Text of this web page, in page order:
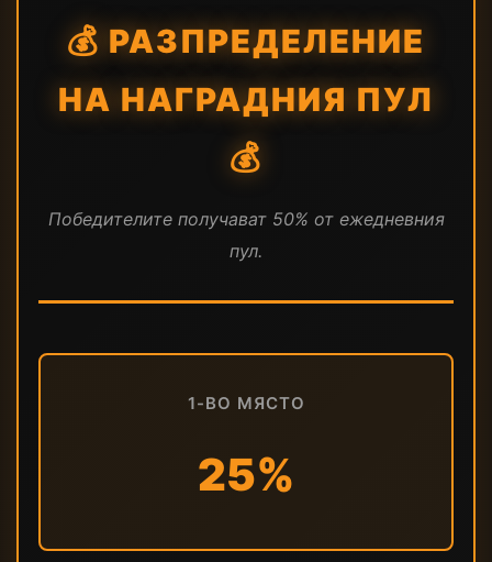
💰 РАЗПРЕДЕЛЕНИЕ
НА НАГРАДНИЯ ПУЛ
💰
Победителите получават 50% от ежедневния
пул.
1-ВО МЯСТО
25%